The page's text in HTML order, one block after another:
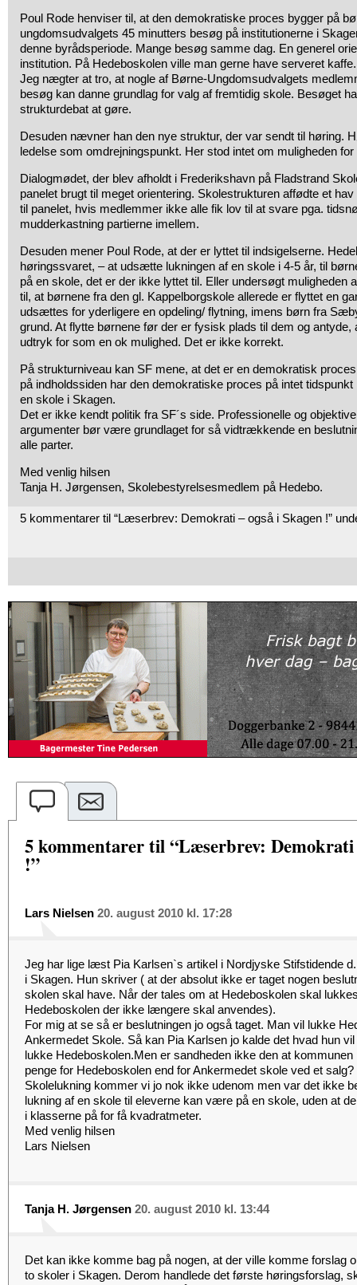
Poul Rode henviser til, at den demokratiske proces bygger på
ungdomsudvalgets 45 minutters besøg på institutionerne i
denne byrådsperiode. Mange besøg samme dag. En generel
institution. På Hedeboskolen ville man gerne have serveret
Jeg nægter at tro, at nogle af Børne-Ungdomsudvalgets
besøg kan danne grundlag for valg af fremtidig skole. Besøget
strukturdebat at gøre.
Desuden nævner han den nye struktur, der var sendt til høring.
ledelse som omdrejningspunkt. Her stod intet om muligheden
Dialogmødet, der blev afholdt i Frederikshavn på Fladstrand
panelet brugt til meget orientering. Skolestrukturen affødte et
til panelet, hvis medlemmer ikke alle fik lov til at svare pga.
mudderkastning partierne imellem.
Desuden mener Poul Rode, at der er lyttet til indsigelserne.
høringssvaret, – at udsætte lukningen af en skole i 4-5 år, til
på en skole, det er der ikke lyttet til. Eller undersøgt muligheden
til, at børnene fra den gl. Kappelborgskole allerede er flyttet en
udsættes for yderligere en opdeling/ flytning, imens børn fra
grund. At flytte børnene før der er fysisk plads til dem og antyde,
udtryk for som en ok mulighed. Det er ikke korrekt.
På strukturniveau kan SF mene, at det er en demokratisk
på indholdssiden har den demokratiske proces på intet
en skole i Skagen.
Det er ikke kendt politik fra SF´s side. Professionelle og
argumenter bør være grundlaget for så vidtrækkende en
alle parter.
Med venlig hilsen
Tanja H. Jørgensen, Skolebestyrelsesmedlem på Hedebo.
5 kommentarer til “Læserbrev: Demokrati – også i Skagen !”
5 kommentarer til “Læserbrev: Demokrati
!”
Lars Nielsen 20. august 2010 kl. 17:28
Jeg har lige læst Pia Karlsen`s artikel i Nordjyske Stifstidende
i Skagen. Hun skriver ( at der absolut ikke er taget nogen
skolen skal have. Når der tales om at Hedeboskolen skal
Hedeboskolen der ikke længere skal anvendes).
For mig at se så er beslutningen jo også taget. Man vil lukke
Ankermedet Skole. Så kan Pia Karlsen jo kalde det hvad hun
lukke Hedeboskolen.Men er sandheden ikke den at kommunen
penge for Hedeboskolen end for Ankermedet skole ved et salg?
Skolelukning kommer vi jo nok ikke udenom men var det ikke
lukning af en skole til eleverne kan være på en skole, uden at
i klasserne på for få kvadratmeter.
Med venlig hilsen
Lars Nielsen
Tanja H. Jørgensen 20. august 2010 kl. 13:44
Det kan ikke komme bag på nogen, at der ville komme forslag
to skoler i Skagen. Derom handlede det første høringsforslag,